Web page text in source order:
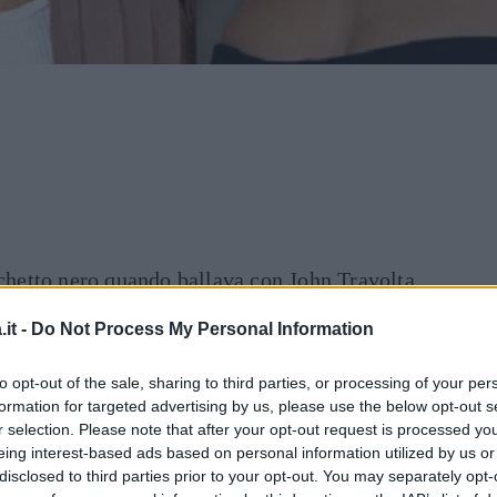
- Do Not Process My Personal Information
opt-out of the sale, sharing to third parties, or processing of your
for targeted advertising by us, please use the below opt-out
selection. Please note that after your opt-out request is processed
interest-based ads based on personal information utilized by us
to third parties prior to your opt-out. You may separately
nero quando ballava con John Travolta
munita della spada di Hattori Hanzo, era
Bill? Uma Thurman è sempre stata una
trasformare i suoi difetti in punti di
o il fisico imponente), ma alla soglia
alla sua bellezza, non perché sia
riconosciamo più.